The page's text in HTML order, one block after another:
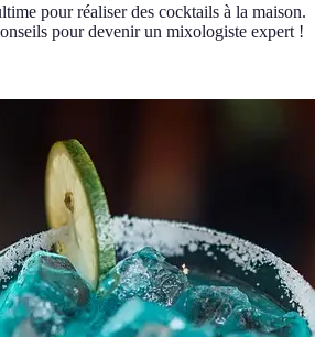
pour réaliser des cocktails à la maison.
pour devenir un mixologiste expert !